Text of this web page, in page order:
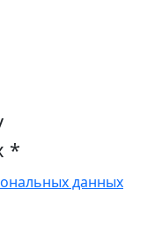
*
данных